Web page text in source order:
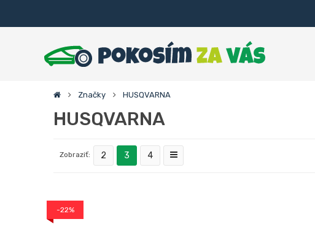
Značky HUSQVARNA
HUSQVARNA
Zobraziť: 2 3 4
-22%